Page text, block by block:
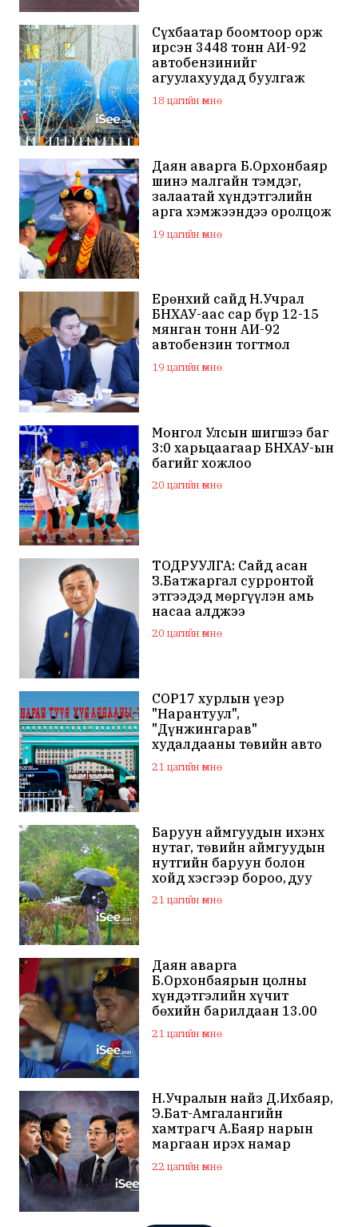
Сүхбаатар боомтоор орж
ирсэн 3448 тонн АИ-92
автобензинийг
агуулахуудад буулгаж
байна
18 цагийн өмнө
Даян аварга Б.Орхонбаяр
шинэ малгайн тэмдэг,
залаатай хүндэтгэлийн
арга хэмжээндээ оролцож
байна
19 цагийн өмнө
Ерөнхий сайд Н.Учрал
БНХАУ-аас сар бүр 12-15
мянган тонн АИ-92
автобензин тогтмол
нийлүүлэх хүсэлт тавилаа
19 цагийн өмнө
Монгол Улсын шигшээ баг
3:0 харьцаагаар БНХАУ-ын
багийг хожлоо
20 цагийн өмнө
ТОДРУУЛГА: Сайд асан
З.Батжаргал сурронтой
этгээдэд мөргүүлэн амь
насаа алджээ
20 цагийн өмнө
COP17 хурлын үеэр
"Нарантуул",
"Дүнжингарав"
худалдааны төвийн авто
зогсоолыг хаана
21 цагийн өмнө
Баруун аймгуудын ихэнх
нутаг, төвийн аймгуудын
нутгийн баруун болон
хойд хэсгээр бороо, дуу
цахилгаантай аадар бороо
21 цагийн өмнө
Даян аварга
Б.Орхонбаярын цолны
хүндэтгэлийн хүчит
бөхийн барилдаан 13.00
цагаас эхэлнэ
21 цагийн өмнө
Н.Учралын найз Д.Ихбаяр,
Э.Бат-Амгалангийн
хамтрагч А.Баяр нарын
маргаан ирэх намар
нийслэлийн МАН дахин
хагарахыг харуулж байна
22 цагийн өмнө